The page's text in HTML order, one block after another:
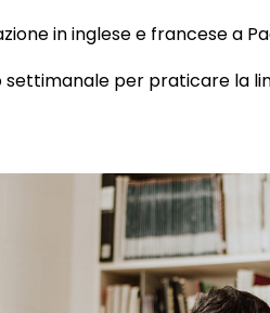
in inglese e francese a
per praticare la